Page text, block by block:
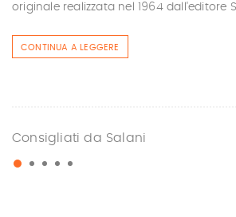
originale realizzata nel 1964 dall'editore
CONTINUA A LEGGERE
Consigliati da Salani